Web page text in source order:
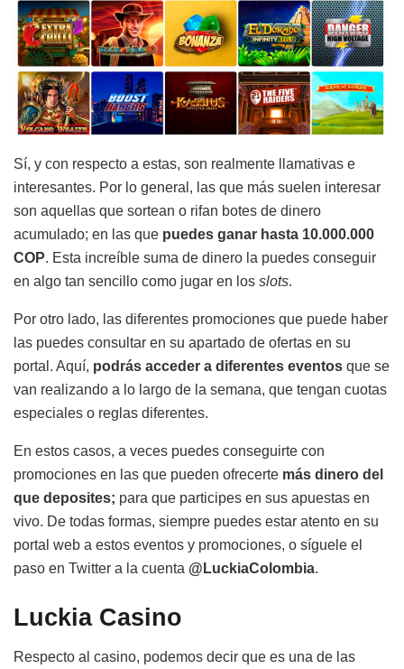
Sí, y con respecto a estas, son realmente llamativas e
interesantes. Por lo general, las que más suelen interesar
son aquellas que sortean o rifan botes de dinero
acumulado; en las que puedes ganar hasta 10.000.000
COP. Esta increíble suma de dinero la puedes conseguir
en algo tan sencillo como jugar en los slots.
Por otro lado, las diferentes promociones que puede haber
las puedes consultar en su apartado de ofertas en su
portal. Aquí, podrás acceder a diferentes eventos que se
van realizando a lo largo de la semana, que tengan cuotas
especiales o reglas diferentes.
En estos casos, a veces puedes conseguirte con
promociones en las que pueden ofrecerte más dinero del
que deposites; para que participes en sus apuestas en
vivo. De todas formas, siempre puedes estar atento en su
portal web a estos eventos y promociones, o síguele el
paso en Twitter a la cuenta @LuckiaColombia.
Luckia Casino
Respecto al casino, podemos decir que es una de las